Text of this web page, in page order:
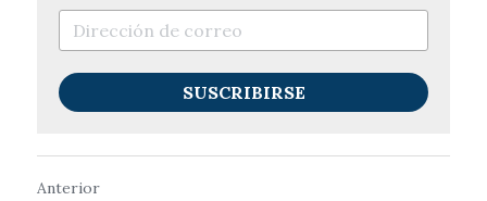
SUSCRIBIRSE
Anterior